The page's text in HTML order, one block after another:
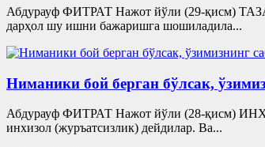
Абдурауф ФИТРАТ Нажот йўли (29-қисм)
дарҳол шу ишни бажаришга шошиладила...
Ниманики бой берган бўлсак,
Абдурауф ФИТРАТ Нажот йўли (28-қисм)
инхизол (журъатсизлик) дейдилар. Ва...